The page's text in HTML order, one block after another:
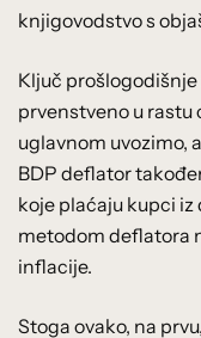
knjigovodstvo s
Ključ
prvenstveno u
uglavnom uvozimo,
BDP deflator
koje plaćaju kupci
metodom deflatora
inflacije.
Stoga ovako, na